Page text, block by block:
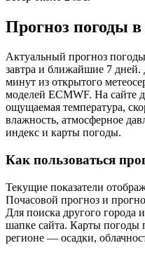
Прогноз погоды
Актуальный прогноз
завтра и ближайшие 7
минут из открытого
моделей ECMWF. На сайте
ощущаемая температура,
влажность, атмосферное
индекс и карты погоды.
Как пользоваться
Текущие показатели
Почасовой прогноз и
Для поиска другого города
шапке сайта. Карты погоды
регионе — осадки,